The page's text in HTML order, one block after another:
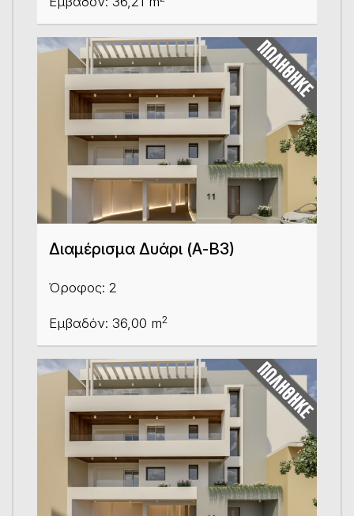
Διαμέρισμα Δυάρι (Α-Β3)
Όροφος: 2
Εμβαδόν: 36,00 m2